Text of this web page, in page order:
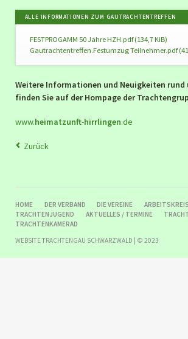
ALLE INFORMATIONEN ZUM GAUTRACHTENTREFFEN
FESTPROGAMM 50 Jahre HZH.pdf(134,7 KiB)
Gautrachtentreffen.Festumzug Teilnehmer.pdf
Weitere Informationen und Neuigkeiten rund
finden Sie auf der Hompage der
www.heimatzunft-hirrlingen.de
Zurück
NAVIGATION
ÜBERSPRINGEN
HOME DER VERBAND DIE VEREINE
TRACHTENJUGEND
AKTUELLES / TERMINE
TRACHTENKAMERAD
WEBSITE TRACHTENGAU SCHWARZWALD | © 2023